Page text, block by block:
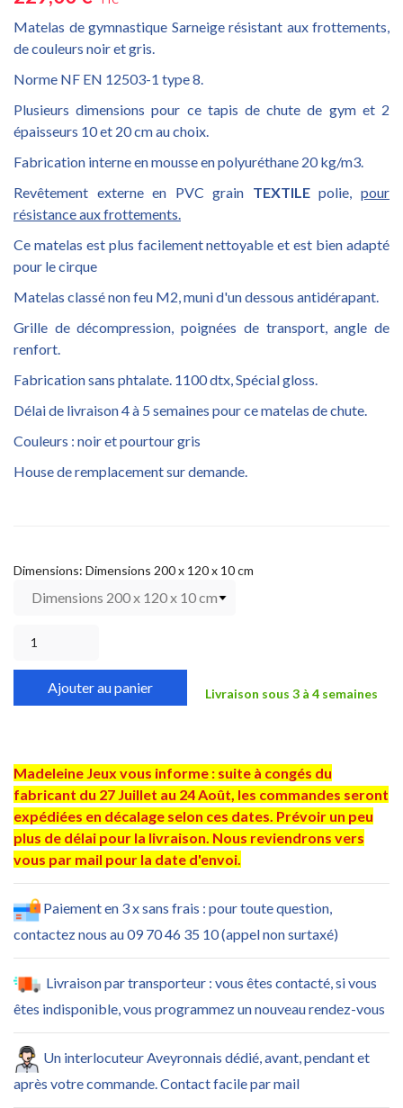
Matelas de gymnastique Sarneige résistant aux frottements,
de couleurs noir et gris.
Norme NF EN 12503-1 type 8.
Plusieurs dimensions pour ce tapis de chute de gym et 2
épaisseurs 10 et 20 cm au choix.
Fabrication interne en mousse en polyuréthane 20 kg/m3.
Revêtement externe en PVC grain TEXTILEpolie,pour
résistance aux frottements.
Ce matelas est plus facilement nettoyable et est bien adapté
pour le cirque
Matelas classé non feu M2, muni d'un dessous antidérapant.
Grille de décompression, poignées de transport, angle de
renfort.
Fabrication sans phtalate. 1100 dtx, Spécial gloss.
Délai de livraison 4 à 5 semaines pour ce matelas de chute.
Couleurs : noir et pourtour gris
House de remplacement sur demande.
Dimensions: Dimensions 200 x 120 x 10 cm
Ajouter au panier Livraison sous 3 à 4 semaines
Madeleine Jeux vous informe : suite à congés du
fabricant du 27 Juillet au 24 Août, les commandes seront
expédiées en décalage selon ces dates. Prévoir un peu
plus de délai pour la livraison. Nous reviendrons vers
vous par mail pour la date d'envoi.
Paiement en 3 x sans frais : pour toute question,
contactez nous au 09 70 46 35 10 (appel non surtaxé)
Livraison par transporteur : vous êtes contacté, si vous
êtes indisponible, vous programmez un nouveau rendez-vous
Un interlocuteur Aveyronnais dédié, avant, pendant et
après votre commande. Contact facile par mail